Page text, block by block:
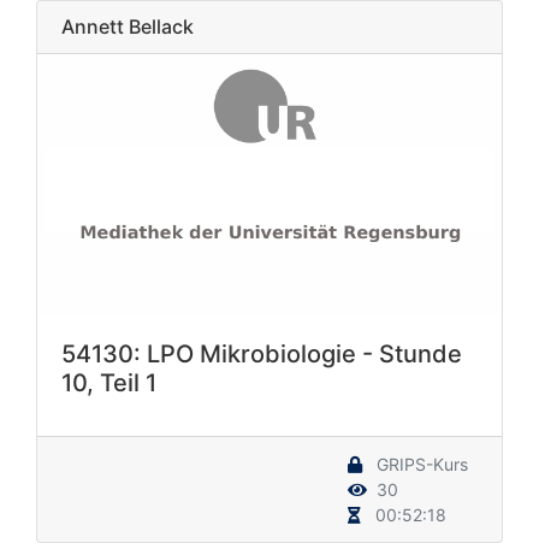
Annett Bellack
54130: LPO Mikrobiologie - Stunde
10, Teil 1
GRIPS-Kurs
30
00:52:18